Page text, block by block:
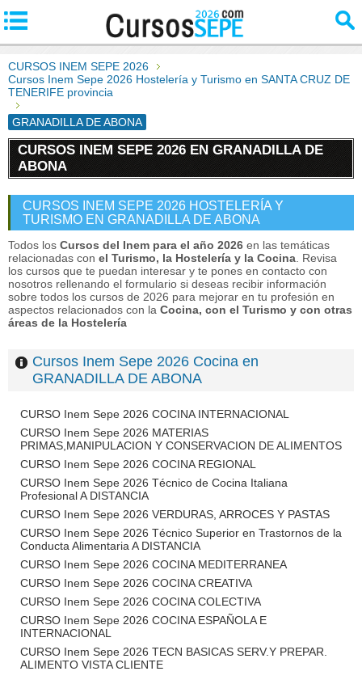
CURSOS INEM SEPE 2026
Cursos Inem Sepe 2026 Hostelería y Turismo en SANTA CRUZ DE
TENERIFE provincia
GRANADILLA DE ABONA
CURSOS INEM SEPE 2026 EN GRANADILLA DE
ABONA
CURSOS INEM SEPE 2026 HOSTELERÍA Y
TURISMO EN GRANADILLA DE ABONA
Todos los Cursos del Inem para el año 2026 en las temáticas
relacionadas con el Turismo, la Hostelería y la Cocina . Revisa
los cursos que te puedan interesar y te pones en contacto con
nosotros rellenando el formulario si deseas recibir información
sobre todos los cursos de 2026 para mejorar en tu profesión en
aspectos relacionados con la Cocina, con el Turismo y con otras
áreas de la Hostelería
Cursos Inem Sepe 2026 Cocina en
GRANADILLA DE ABONA
CURSO Inem Sepe 2026 COCINA INTERNACIONAL
CURSO Inem Sepe 2026 MATERIAS
PRIMAS,MANIPULACION Y CONSERVACION DE ALIMENTOS
CURSO Inem Sepe 2026 COCINA REGIONAL
CURSO Inem Sepe 2026 Técnico de Cocina Italiana
Profesional A DISTANCIA
CURSO Inem Sepe 2026 VERDURAS, ARROCES Y PASTAS
CURSO Inem Sepe 2026 Técnico Superior en Trastornos de la
Conducta Alimentaria A DISTANCIA
CURSO Inem Sepe 2026 COCINA MEDITERRANEA
CURSO Inem Sepe 2026 COCINA CREATIVA
CURSO Inem Sepe 2026 COCINA COLECTIVA
CURSO Inem Sepe 2026 COCINA ESPAÑOLA E
INTERNACIONAL
CURSO Inem Sepe 2026 TECN BASICAS SERV.Y PREPAR.
ALIMENTO VISTA CLIENTE